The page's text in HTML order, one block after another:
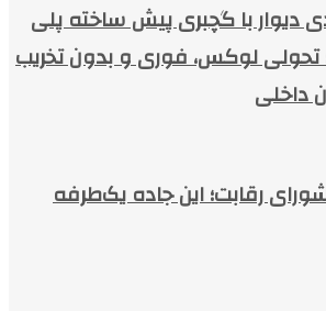
دیوار با گچبری پیش ساخته پلی
تحولی لوکس، فوری و بدون تخریب
داخلی
۸۵۶ شورای رقابت؛ این جاده یک‌طرفه